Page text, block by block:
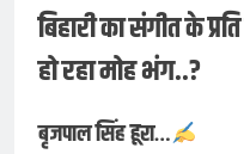
बिहारी का संगीत के
हो रहा मोह भंग..?
बृजपाल सिंह हूरा…